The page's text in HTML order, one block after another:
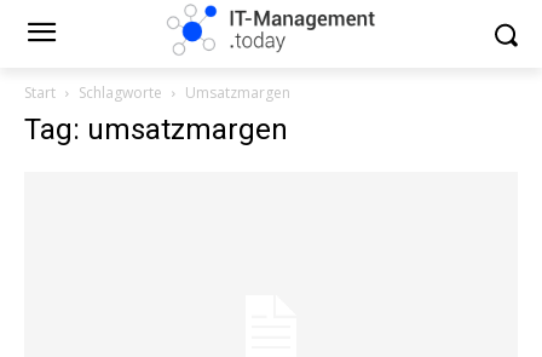
Start Schlagworte Umsatzmargen
Tag: umsatzmargen